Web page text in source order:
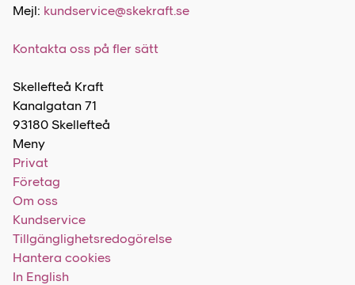
Mejl: kundservice@skekraft.se
Kontakta oss på fler sätt
Skellefteå Kraft
Kanalgatan 71
93180 Skellefteå
Meny
Privat
Företag
Om oss
Kundservice
Tillgänglighetsredogörelse
Hantera cookies
In English